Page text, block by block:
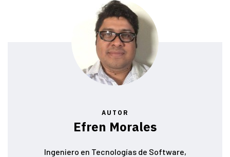
AUTOR
Efren Morales
Ingeniero en Tecnologías de Software,